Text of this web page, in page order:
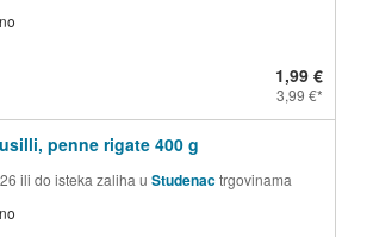
1,99 €
3,99 €
penne rigate 400 g
ili do isteka zaliha u Studenactrgovinama